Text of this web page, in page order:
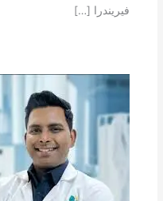
فيريندرا […]